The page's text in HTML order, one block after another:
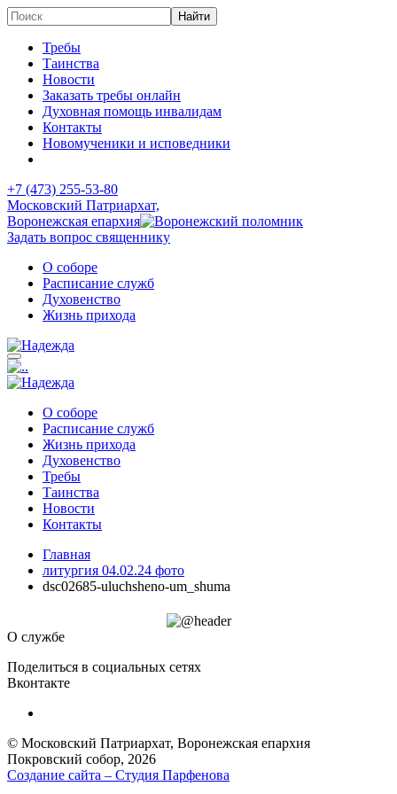
Требы
Таинства
Новости
Заказать требы онлайн
Духовная помощь инвалидам
Контакты
Новомученики и исповедники
+7 (473) 255-53-80
Московский Патриархат,
Воронежская епархия
Задать вопрос священнику
О соборе
Расписание служб
Духовенство
Жизнь прихода
О соборе
Расписание служб
Жизнь прихода
Духовенство
Требы
Таинства
Новости
Контакты
Главная
литургия 04.02.24 фото
dsc02685-uluchsheno-um_shuma
О службе
Поделиться в социальных сетях
Вконтакте
© Московский Патриархат, Воронежcкая епархия
Покровский собор, 2026
Создание сайта – Cтудия Парфенова